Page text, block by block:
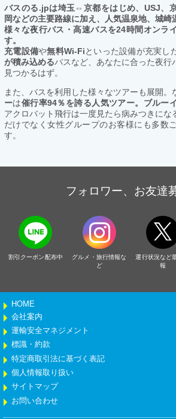
バスのる.jpは埼玉⇔京都をはじめ、USJ、
岡などの主要路線に加え、人気温泉地、城崎
様々な夜行バス・高速バスを24時間オンラ
す。
充電設備や無料Wi-Fiといった設備が充実し
が積み込めるバスなど、あなたに合った夜行
見つかるはず。
また、バスを利用した様々なツアーも展開。
ーは催行率94％を誇る人気ツアー。ブルー
アクロバット飛行は一度見たら病みつきにな
だけでなく女性グループのお客様にも多数
す。
フォロワー、お友達
割引クーポン配布中
グルメ・旅行情報な
ど
運行状況など
報
HOME
会社案内
運輸安全マネジメント
標識・約款
特定商取引法に基づく表記
個人情報取り扱い
サイトマップ
お問い合わせ